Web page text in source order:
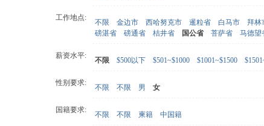
工作地点:
不限 金边市 西哈努克市 暹粒省 白马市 拜林
磅湛省
磅通省 桔井省 国公省 菩萨省 马德望
薪资水平:
不限 $500以下 $501~$1000 $1001~$1500
性别要求:
不限 不限 男 女
国籍要求:
不限 不限 柬籍 中国籍